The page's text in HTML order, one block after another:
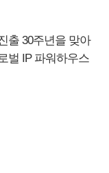
출 30주년을 맞아
벌 IP 파워하우스